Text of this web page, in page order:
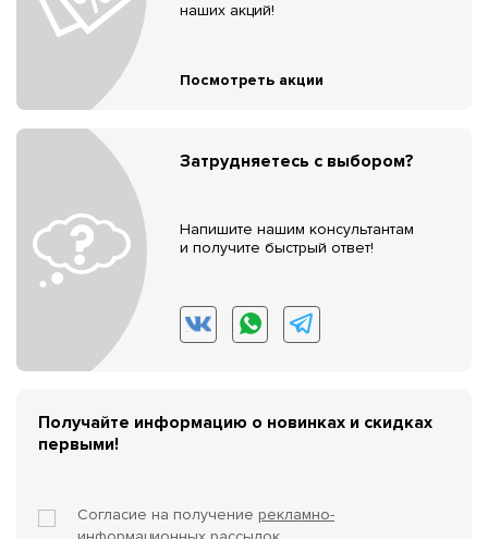
наших акций!
Посмотреть акции
Затрудняетесь с выбором?
Напишите нашим консультантам
и получите быстрый ответ!
Получайте информацию о новинках и скидках
первыми!
Согласие на получение рекламно-